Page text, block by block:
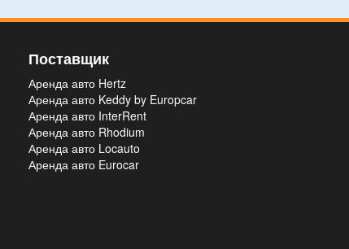
Поставщик
Аренда авто Hertz
Аренда авто Keddy by Europcar
Аренда авто InterRent
Аренда авто Rhodium
Аренда авто Locauto
Аренда авто Eurocar